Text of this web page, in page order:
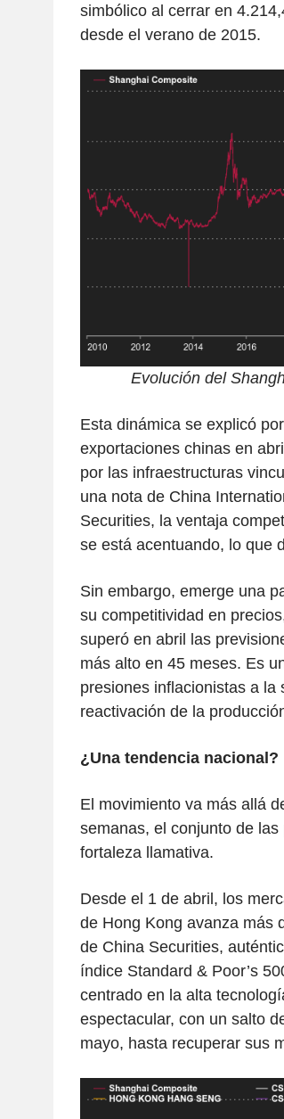
simbólico al cerrar en
desde el verano de 2015.
Evolución del
Esta dinámica se explicó
exportaciones chinas en
por las infraestructuras
una nota de China
Securities, la ventaja
se está acentuando, lo que
Sin embargo, emerge una
su competitividad en
superó en abril las
más alto en 45 meses. Es
presiones inflacionistas a la
reactivación de la
¿Una tendencia nacional?
El movimiento va más allá
semanas, el conjunto de
fortaleza llamativa.
Desde el 1 de abril, los
de Hong Kong avanza más
de China Securities,
índice Standard & Poor’s
centrado en la alta
espectacular, con un salto
mayo, hasta recuperar sus